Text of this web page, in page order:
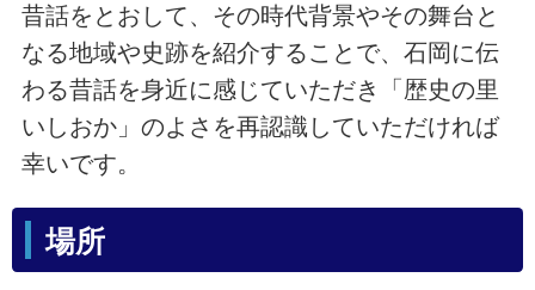
昔話をとおして、その時代背景やその舞台と
なる地域や史跡を紹介することで、石岡に伝
わる昔話を身近に感じていただき「歴史の里
いしおか」のよさを再認識していただければ
幸いです。
場所